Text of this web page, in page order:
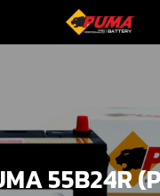
55B24R